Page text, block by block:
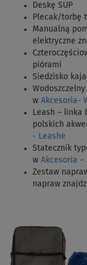
Deskę SUP
Plecak/torbę
Manualną
elektryczne
piórami
Siedzisko
w Akcesoria-
Leash – linka
polskich
- Leashe
Statecznik
w Akcesoria –
Zestaw
napraw